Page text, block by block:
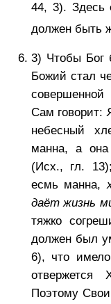
44, 3).
должен быть
3) Чтобы Бог
Божий стал
Сам говорит:
небесный
манна, а
(Исх., гл.
есмь манна,
даёт жизнь
тяжко
должен был
6), что
отвержется
Поэтому